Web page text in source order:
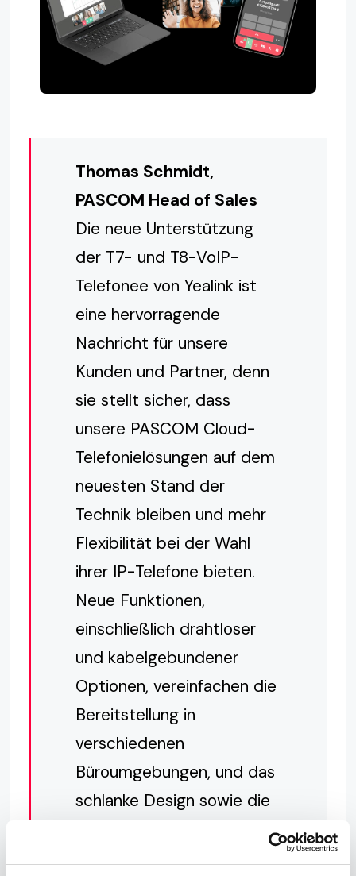
Thomas Schmidt,
PASCOM Head of Sales
Die neue Unterstützung
der T7- und T8-VoIP-
Telefonee von Yealink ist
eine hervorragende
Nachricht für unsere
Kunden und Partner, denn
sie stellt sicher, dass
unsere PASCOM Cloud-
Telefonielösungen auf dem
neuesten Stand der
Technik bleiben und mehr
Flexibilität bei der Wahl
ihrer IP-Telefone bieten.
Neue Funktionen,
einschließlich drahtloser
und kabelgebundener
Optionen, vereinfachen die
Bereitstellung in
verschiedenen
Büroumgebungen, und das
schlanke Design sowie die